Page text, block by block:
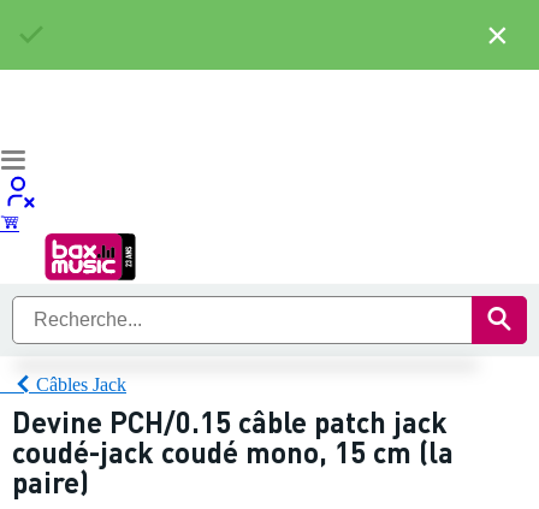
Câbles Jack
Devine PCH/0.15 câble patch jack
coudé-jack coudé mono, 15 cm (la
paire)
×